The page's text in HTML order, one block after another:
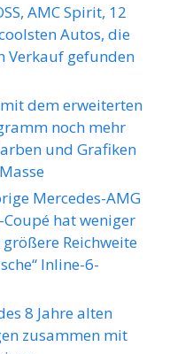
AMC Spirit, 12
Autos, die
Verkauf gefunden
dem erweiterten
noch mehr
und Grafiken
Mercedes-AMG
hat weniger
Reichweite
Inline-6-
8 Jahre alten
zusammen mit